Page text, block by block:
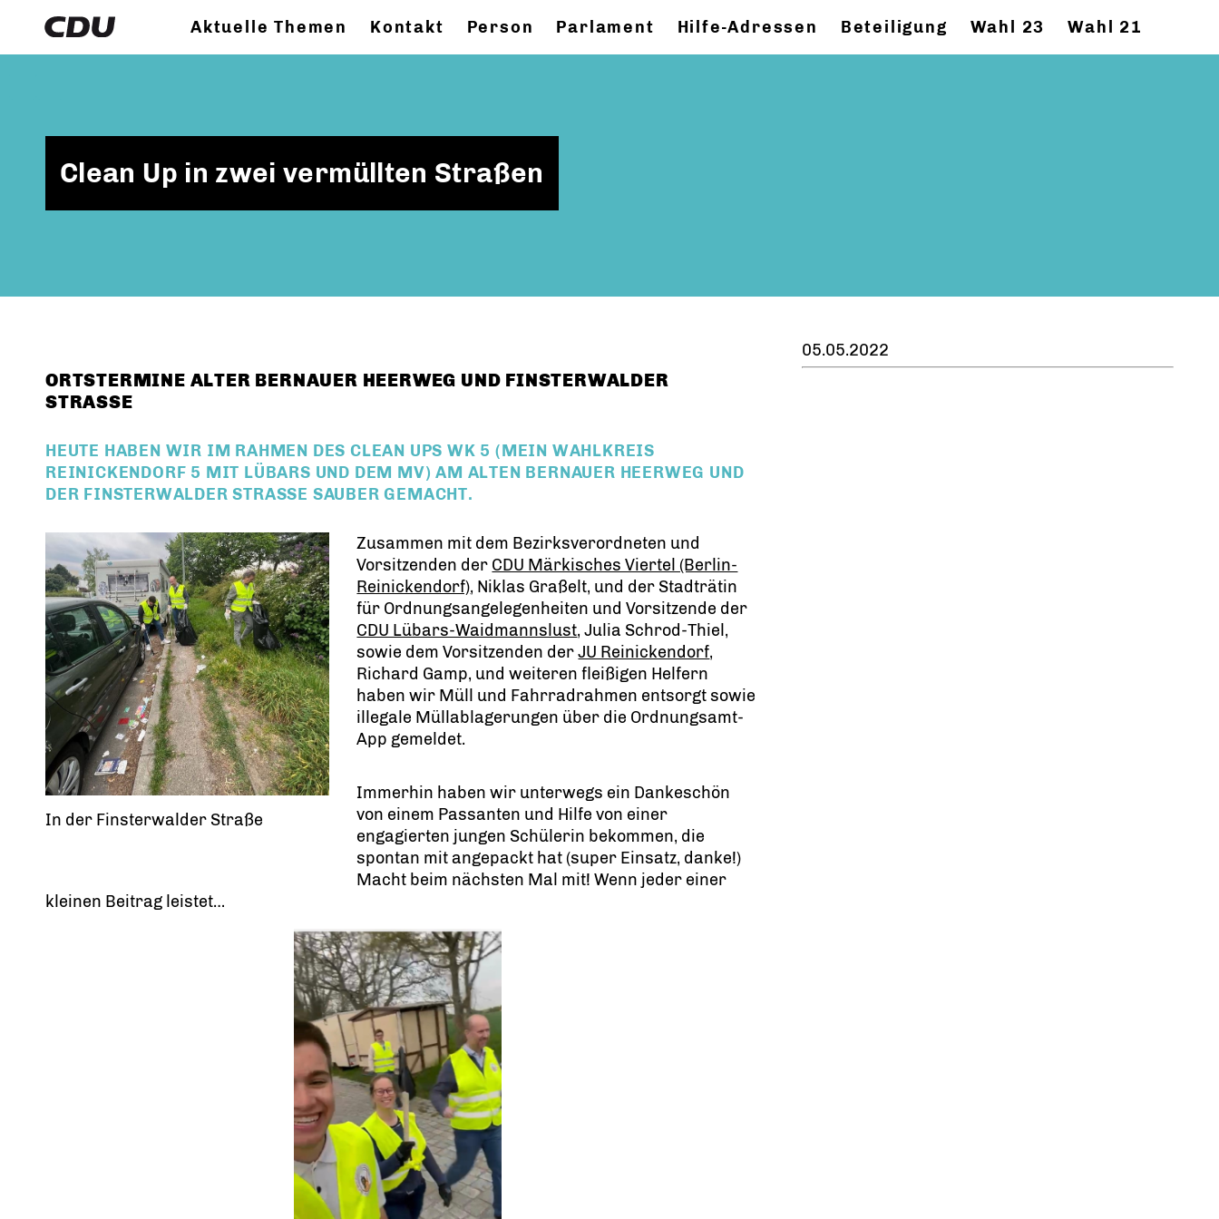
Aktuelle Themen Kontakt Person Parlament Hilfe-Adressen Beteiligung Wahl 23 Wahl 21
Clean Up in zwei vermüllten Straßen
ORTSTERMINE ALTER BERNAUER HEERWEG UND FINSTERWALDER
STRASSE
HEUTE HABEN WIR IM RAHMEN DES CLEAN UPS WK 5 (MEIN WAHLKREIS
REINICKENDORF 5 MIT LÜBARS UND DEM MV) AM ALTEN BERNAUER HEERWEG UND
DER FINSTERWALDER STRASSE SAUBER GEMACHT.
In der Finsterwalder Straße
Zusammen mit dem Bezirksverordneten und
Vorsitzenden der CDU Märkisches Viertel (Berlin-
Reinickendorf), Niklas Graßelt, und der Stadträtin
für Ordnungsangelegenheiten und Vorsitzende der
CDU Lübars-Waidmannslust, Julia Schrod-Thiel,
sowie dem Vorsitzenden derJU Reinickendorf,
Richard Gamp, und weiteren fleißigen Helfern
haben wir Müll und Fahrradrahmen entsorgt sowie
illegale Müllablagerungen über die Ordnungsamt-
App gemeldet.
Immerhin haben wir unterwegs ein Dankeschön
von einem Passanten und Hilfe von einer
engagierten jungen Schülerin bekommen, die
spontan mit angepackt hat (super Einsatz, danke!)
Macht beim nächsten Mal mit! Wenn jeder einer
kleinen Beitrag leistet
05.05.2022